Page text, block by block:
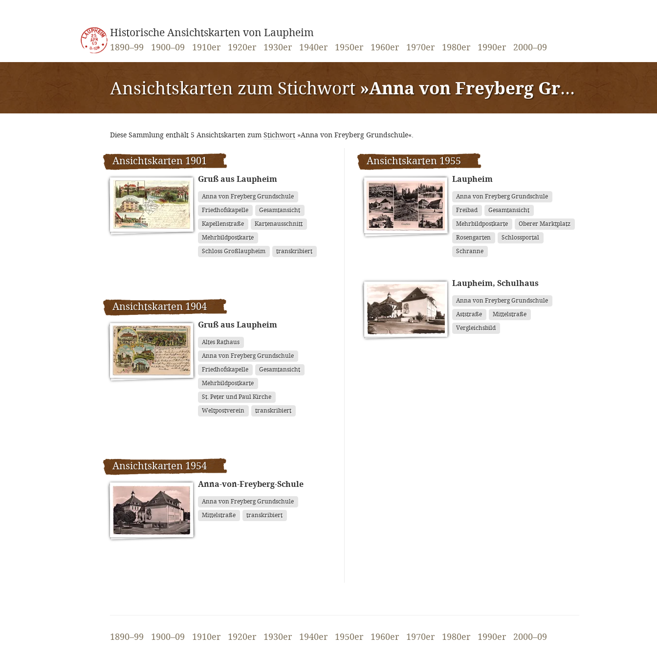
Historische Ansichtskarten von Laupheim
1890–99 1900–09 1910er 1920er 1930er 1940er 1950er 1960er 1970er 1980er 1990er 2000–09
Ansichtskarten zum Stichwort »Anna von Freyberg Grundschule«
Diese Sammlung enthält 5 Ansichtskarten zum Stichwort»Anna von Freyberg Grundschule«.
Ansichtskarten 1901
Gruß aus Laupheim
Anna von Freyberg Grundschule
Friedhofskapelle Gesamtansicht
Kapellenstraße Kartenausschnitt
Mehrbildpostkarte
Schloss Großlaupheim transkribiert
Ansichtskarten 1904
Gruß aus Laupheim
Altes Rathaus
Anna von Freyberg Grundschule
Friedhofskapelle Gesamtansicht
Mehrbildpostkarte
St. Peter und Paul Kirche
Weltpostverein transkribiert
Ansichtskarten 1954
Anna-von-Freyberg-Schule
Anna von Freyberg Grundschule
Mittelstraße transkribiert
Ansichtskarten 1955
Laupheim
Anna von Freyberg Grundschule
Freibad Gesamtansicht
Mehrbildpostkarte Oberer Marktplatz
Rosengarten Schlossportal
Schranne
Laupheim, Schulhaus
Anna von Freyberg Grundschule
Aststraße Mittelstraße
Vergleichsbild
1890–99 1900–09 1910er 1920er 1930er 1940er 1950er 1960er 1970er 1980er 1990er 2000–09